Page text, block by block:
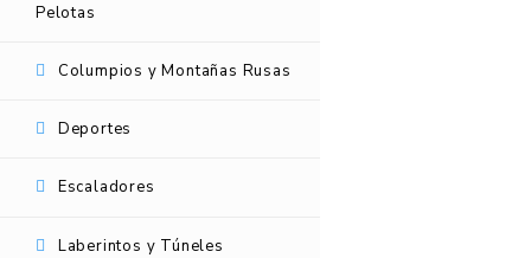
Pelotas
Columpios y Montañas Rusas
Deportes
Escaladores
Laberintos y Túneles